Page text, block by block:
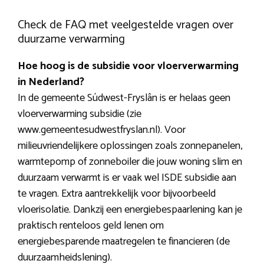
Check de FAQ met veelgestelde vragen over
duurzame verwarming
Hoe hoog is de subsidie voor vloerverwarming
in Nederland?
In de gemeente Súdwest-Fryslân is er helaas geen
vloerverwarming subsidie (zie
www.gemeentesudwestfryslan.nl). Voor
milieuvriendelijkere oplossingen zoals zonnepanelen,
warmtepomp of zonneboiler die jouw woning slim en
duurzaam verwarmt is er vaak wel ISDE subsidie aan
te vragen. Extra aantrekkelijk voor bijvoorbeeld
vloerisolatie. Dankzij een energiebespaarlening kan je
praktisch renteloos geld lenen om
energiebesparende maatregelen te financieren (de
duurzaamheidslening).